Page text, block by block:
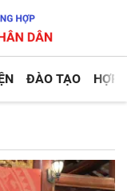
ĐÀO TẠO HỢP